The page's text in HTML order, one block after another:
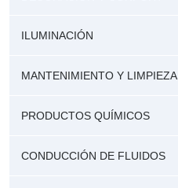
ILUMINACIÓN
MANTENIMIENTO Y LIMPIEZA
PRODUCTOS QUÍMICOS
CONDUCCIÓN DE FLUIDOS